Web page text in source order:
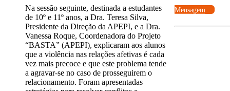
Na sessão seguinte, destinada a estudantes
de 10º e 11º anos, a Dra. Teresa Silva,
Presidente da Direção da APEPI, e a Dra.
Vanessa Roque, Coordenadora do Projeto
“BASTA” (APEPI), explicaram aos alunos
que a violência nas relações afetivas é cada
vez mais precoce e que este problema tende
a agravar-se no caso de prosseguirem o
relacionamento. Foram apresentadas
Mensagem